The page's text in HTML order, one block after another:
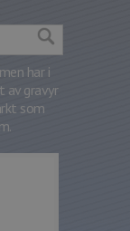
har i
av gravyr
som